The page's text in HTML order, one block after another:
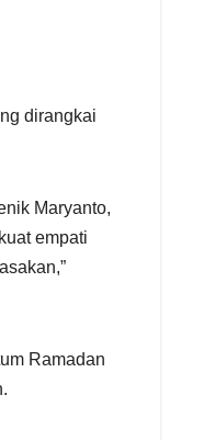
dirangkai
Maryanto,
empati
Ramadan